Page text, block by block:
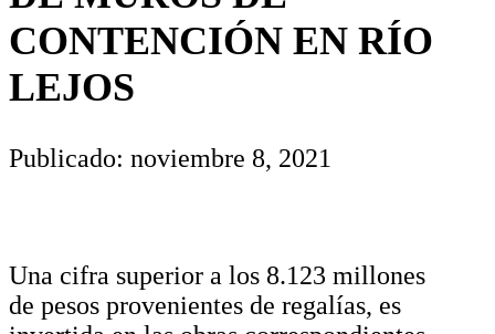
CONTENCIÓN EN RÍO
LEJOS
Publicado: noviembre 8, 2021
Una cifra superior a los 8.123 millones
de pesos provenientes de regalías, es